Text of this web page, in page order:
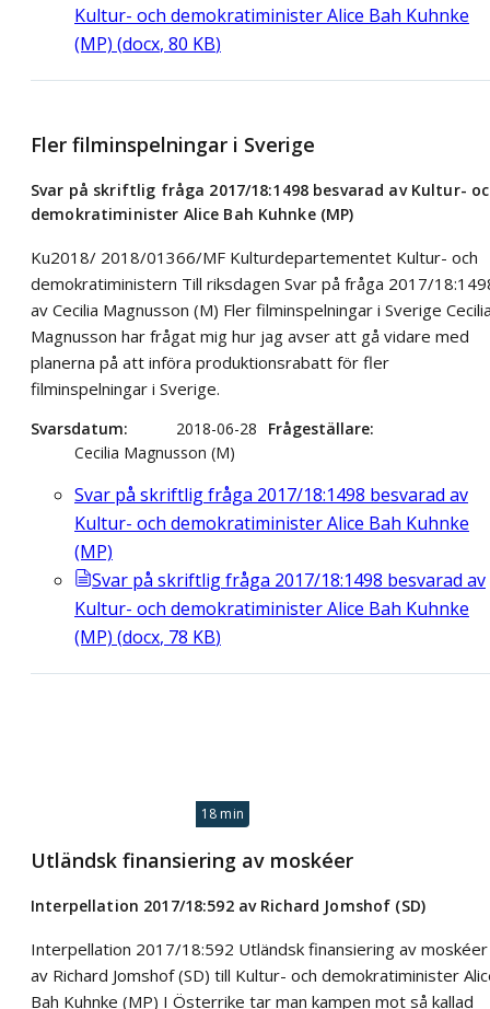
Kultur- och demokratiminister Alice Bah Kuhnke
(MP) (docx, 80 KB)
Fler filminspelningar i Sverige
Svar på skriftlig fråga 2017/18:1498 besvarad av Kultur-
demokratiminister Alice Bah Kuhnke (MP)
Ku2018/ 2018/01366/MF Kulturdepartementet Kultur- och
demokratiministern Till riksdagen Svar på fråga 2017/
av Cecilia Magnusson (M) Fler filminspelningar i Sverige
Magnusson har frågat mig hur jag avser att gå vidare med
planerna på att införa produktionsrabatt för fler
filminspelningar i Sverige.
Svarsdatum 2018-06-28
Frågeställare
Cecilia Magnusson (M)
Svar på skriftlig fråga 2017/18:1498 besvarad av
Kultur- och demokratiminister Alice Bah Kuhnke
(MP)
Svar på skriftlig fråga 2017/18:1498 besvarad av
Kultur- och demokratiminister Alice Bah Kuhnke
(MP) (docx, 78 KB)
18 min
Utländsk finansiering av moskéer
Interpellation 2017/18:592 av Richard Jomshof (SD)
Interpellation 2017/18:592 Utländsk finansiering av moskéer
av Richard Jomshof (SD) till Kultur- och demokratiminister
Bah Kuhnke (MP) I Österrike tar man kampen mot så kallad